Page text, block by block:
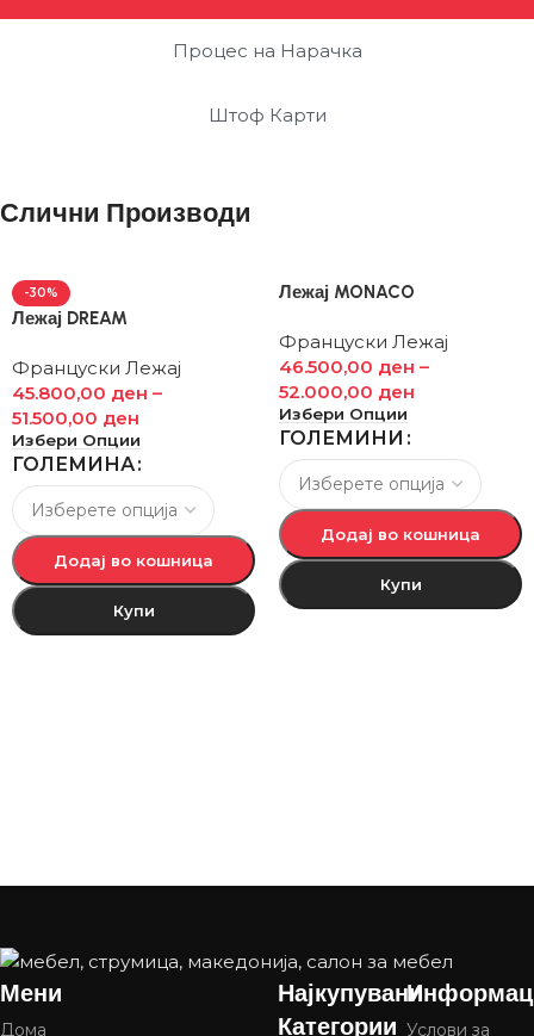
Процес на Нарачка
Штоф Карти
Слични Производи
-30%
Лежај DREAM
Француски Лежај
45.800,00 ден –
51.500,00 ден
Избери Опции
ГОЛЕМИНА
Додај во кошница
Купи
Лежај MONACO
Француски Лежај
46.500,00 ден –
52.000,00 ден
Избери Опции
ГОЛЕМИНИ
Додај во кошница
Купи
Мени
Дома
Најкупувани
Категории Услови за